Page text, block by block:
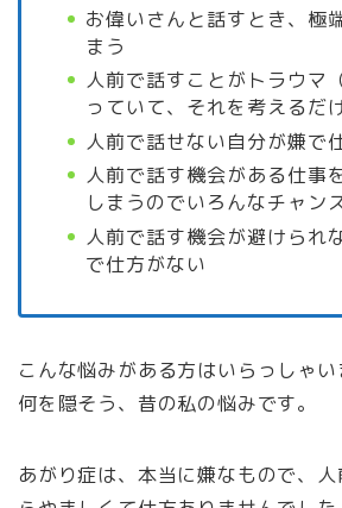
お偉いさんと話すとき、極
まう
人前で話すことがトラウマ
っていて、それを考えるだ
人前で話せない自分が嫌で
人前で話す機会がある仕事
しまうのでいろんなチャン
人前で話す機会が避けられ
で仕方がない
こんな悩みがある方はいらっしゃい
何を隠そう、昔の私の悩みです。
あがり症は、本当に嫌なもので、